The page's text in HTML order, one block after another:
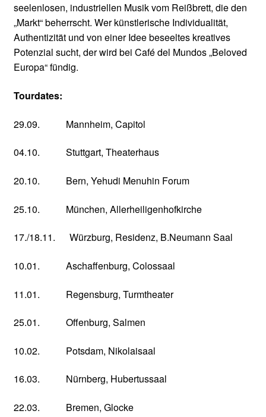
seelenlosen, industriellen Musik vom Reißbrett, die den
„Markt“ beherrscht. Wer künstlerische Individualität,
Authentizität und von einer Idee beseeltes kreatives
Potenzial sucht, der wird bei Café del Mundos „Beloved
Europa“ fündig.
Tourdates:
29.09. Mannheim, Capitol
04.10. Stuttgart, Theaterhaus
20.10. Bern, Yehudi Menuhin Forum
25.10. München, Allerheiligenhofkirche
17./18.11. Würzburg, Residenz, B.Neumann Saal
10.01. Aschaffenburg, Colossaal
11.01. Regensburg, Turmtheater
25.01. Offenburg, Salmen
10.02. Potsdam, Nikolaisaal
16.03. Nürnberg, Hubertussaal
22.03. Bremen, Glocke